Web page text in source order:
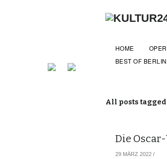
HOME
BEST OF BERLIN
All posts
Die
29 MÄRZ 2022 /